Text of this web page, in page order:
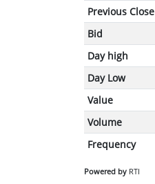
Previous Close
Bid
Day high
Day Low
Value
Volume
Frequency
Powered by RTI